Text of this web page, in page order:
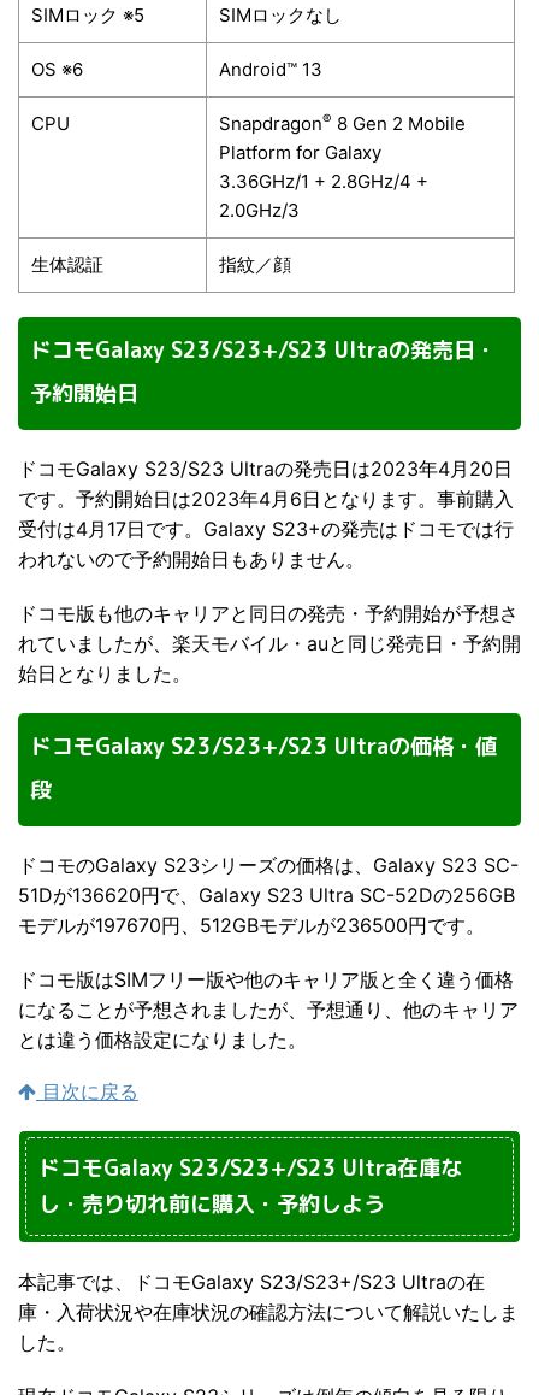
SIMロック ※5 SIMロックなし
OS ※6 Android™ 13
CPU Snapdragon® 8 Gen 2 Mobile
Platform for Galaxy
3.36GHz/1 + 2.8GHz/4 +
2.0GHz/3
生体認証 指紋／顔
ドコモGalaxy S23/S23+/S23 Ultraの発売日・
予約開始日
ドコモGalaxy S23/S23 Ultraの発売日は2023年4月20日
です。予約開始日は2023年4月6日となります。事前購入
受付は4月17日です。Galaxy S23+の発売はドコモでは行
われないので予約開始日もありません。
ドコモ版も他のキャリアと同日の発売・予約開始が予想さ
れていましたが、楽天モバイル・auと同じ発売日・予約開
始日となりました。
ドコモGalaxy S23/S23+/S23 Ultraの価格・値
段
ドコモのGalaxy S23シリーズの価格は、Galaxy S23 SC-
51Dが136620円で、Galaxy S23 Ultra SC-52Dの256GB
モデルが197670円、512GBモデルが236500円です。
ドコモ版はSIMフリー版や他のキャリア版と全く違う価格
になることが予想されましたが、予想通り、他のキャリア
とは違う価格設定になりました。
目次に戻る
ドコモGalaxy S23/S23+/S23 Ultra在庫な
し・売り切れ前に購入・予約しよう
本記事では、ドコモGalaxy S23/S23+/S23 Ultraの在
庫・入荷状況や在庫状況の確認方法について解説いたしま
した。